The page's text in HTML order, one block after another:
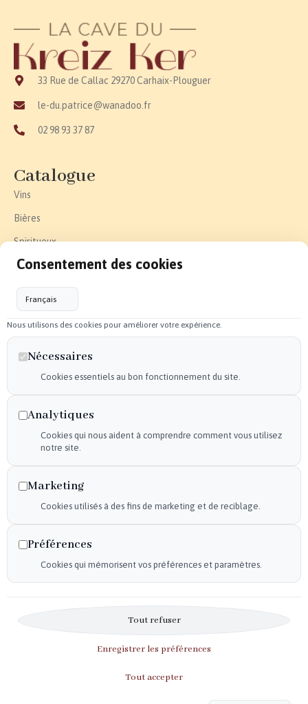
33 Rue de Callac 29270 Carhaix-Plouguer
le-du.patrice@wanadoo.fr
02 98 93 37 87
Catalogue
Vins
Bières
Spiritueux
Effervescent
Epicerie fine
Accessoires
Liens utiles
Politique de confidentialité
Mentions légales
Plan du site
Horaires
9h30-12h – 14h30-19h
Le dimanche :
Consentement des cookies
Nous utilisons des cookies pour améliorer votre expérience.
Nécessaires
Cookies essentiels au bon fonctionnement du site.
Analytiques
Cookies qui nous aident à comprendre comment vous utilisez
notre site.
Marketing
Cookies utilisés à des fins de marketing et de reciblage.
Préférences
Cookies qui mémorisent vos préférences et paramètres.
Tout refuser
Enregistrer les préférences
Tout accepter